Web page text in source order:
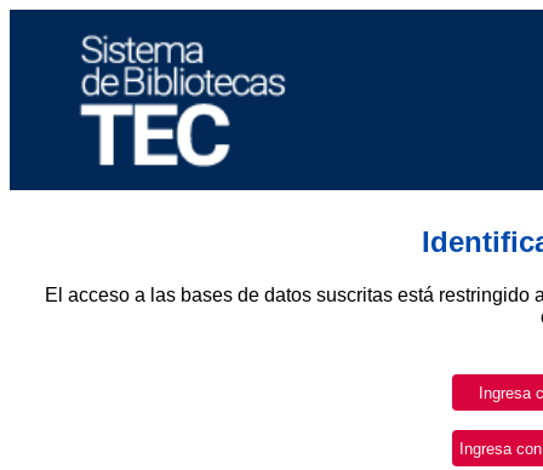
El acceso a las bases de datos suscritas está